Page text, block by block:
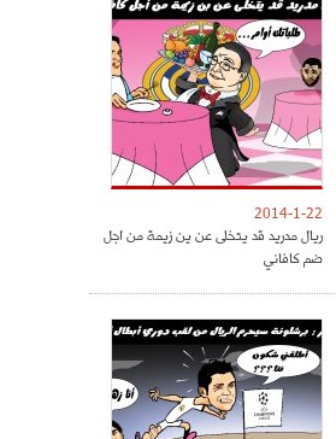
2014-1-22
ريال مدريد قد يتخلى عن ين زيمة من اجل
ضم كافاني